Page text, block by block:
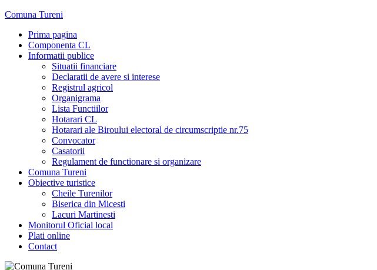
Skip
content
Comuna Tureni
Prima pagina
Componenta CL
Informatii publice
Situatii financiare
Declaratii de avere si interese
Registrul agricol
Organigrama
Lista Functiilor
Hotarari CL
Hotarari ale Biroului electoral de circumscriptie nr.75
Convocator
Casatorii
Regulament de functionare si organizare
Comuna Tureni
Obiective turistice
Cheile Turenilor
Biserica din Micesti
Lacuri Martinesti
Monitorul Oficial local
Plati online
Contact